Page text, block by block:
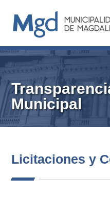
Municipal
Licitaciones y